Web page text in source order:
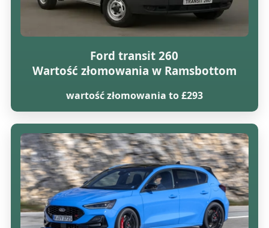
Ford transit 260
Wartość złomowania w Ramsbottom
wartość złomowania to £293